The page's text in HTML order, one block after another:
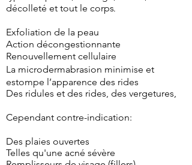
décolleté et tout le corps.
Exfoliation de la peau
Action décongestionnante
Renouvellement cellulaire
La microdermabrasion minimise et
estompe l’apparence des rides
Des ridules et des rides, des vergetures,
Cependant contre-indication:
Des plaies ouvertes
Telles qu'une acné sévère